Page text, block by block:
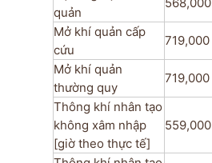
quản
Mở khí quản cấp
cứu
719,000
Mở khí quản
thường quy
719,000
Thông khí nhân tạo
không xâm nhập
[giờ theo thực tế]
559,000